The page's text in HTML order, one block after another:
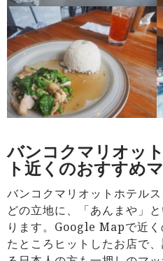
バンコクマリオッ
ト近くのおすすめ
バンコクマリオットホテル
どの立地に、「あんまや」
ります。Google Mapで近
たところヒットしたお店で